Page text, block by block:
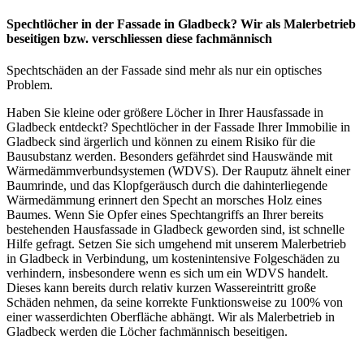
Spechtlöcher in der Fassade in Gladbeck? Wir als Malerbetrieb
beseitigen bzw. verschliessen diese fachmännisch
Spechtschäden an der Fassade sind mehr als nur ein optisches
Problem.
Haben Sie kleine oder größere Löcher in Ihrer Hausfassade in
Gladbeck entdeckt? Spechtlöcher in der Fassade Ihrer Immobilie in
Gladbeck sind ärgerlich und können zu einem Risiko für die
Bausubstanz werden. Besonders gefährdet sind Hauswände mit
Wärmedämmverbundsystemen (WDVS). Der Rauputz ähnelt einer
Baumrinde, und das Klopfgeräusch durch die dahinterliegende
Wärmedämmung erinnert den Specht an morsches Holz eines
Baumes. Wenn Sie Opfer eines Spechtangriffs an Ihrer bereits
bestehenden Hausfassade in Gladbeck geworden sind, ist schnelle
Hilfe gefragt. Setzen Sie sich umgehend mit unserem Malerbetrieb
in Gladbeck in Verbindung, um kostenintensive Folgeschäden zu
verhindern, insbesondere wenn es sich um ein WDVS handelt.
Dieses kann bereits durch relativ kurzen Wassereintritt große
Schäden nehmen, da seine korrekte Funktionsweise zu 100% von
einer wasserdichten Oberfläche abhängt. Wir als Malerbetrieb in
Gladbeck werden die Löcher fachmännisch beseitigen.